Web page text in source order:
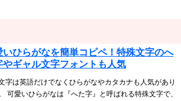
いひらがなを簡単コピペ！特殊文字のへ
やギャル文字フォントも人気
字は英語だけでなくひらがなやカタカナも人気があり
可愛いひらがなは『へた字』と呼ばれる特殊文字で、